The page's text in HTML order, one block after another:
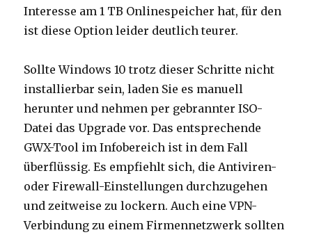
Interesse am 1 TB Onlinespeicher hat, für den
ist diese Option leider deutlich teurer.
Sollte Windows 10 trotz dieser Schritte nicht
installierbar sein, laden Sie es manuell
herunter und nehmen per gebrannter ISO-
Datei das Upgrade vor. Das entsprechende
GWX-Tool im Infobereich ist in dem Fall
überflüssig. Es empfiehlt sich, die Antiviren-
oder Firewall-Einstellungen durchzugehen
und zeitweise zu lockern. Auch eine VPN-
Verbindung zu einem Firmennetzwerk sollten